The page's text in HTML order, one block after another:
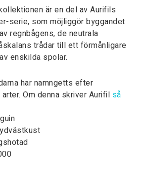
är en del av Aurifils
serie, som möjliggör byggandet
regnbågens, de neutrala
trådar till ett förmånligare
enskilda spolar.
har namngetts efter
Om denna skriver Aurifil så